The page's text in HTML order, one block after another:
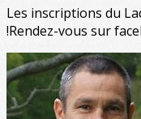
Les inscriptions du
!Rendez-vous sur